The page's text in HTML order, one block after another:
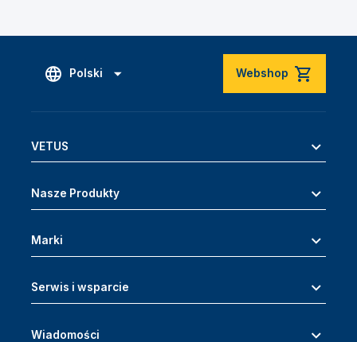
Polski Webshop
VETUS
Nasze Produkty
Marki
Serwis i wsparcie
Wiadomości